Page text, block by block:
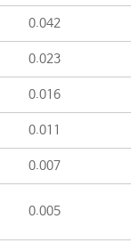
0.042
0.023
0.016
0.011
0.007
0.005